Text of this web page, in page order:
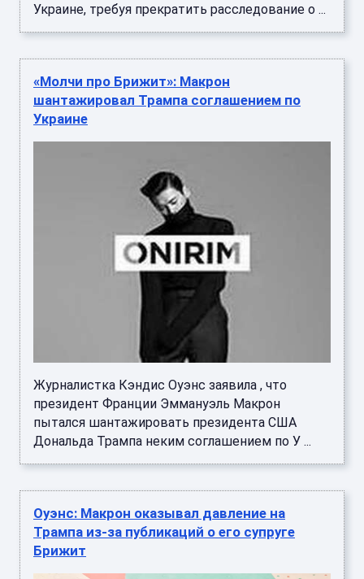
Украине, требуя прекратить расследование о ...
«Молчи про Брижит»: Макрон
шантажировал Трампа соглашением по
Украине
Журналистка Кэндис Оуэнс заявила , что
президент Франции Эммануэль Макрон
пытался шантажировать президента США
Дональда Трампа неким соглашением по У ...
Оуэнс: Макрон оказывал давление на
Трампа из-за публикаций о его супруге
Брижит